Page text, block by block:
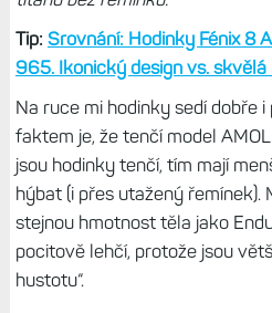
poznat.Solární provedení má
gramů vs. 52 gramů(titan), což
tělem a možná i větší baterií a
transreflexní displej se solárem
Poznámka: Můj etalon
Forerunner 965, mají při
mm, což je ještě méně než F8
jsou výrazně lehčí, i s
titanu bez řemínku.